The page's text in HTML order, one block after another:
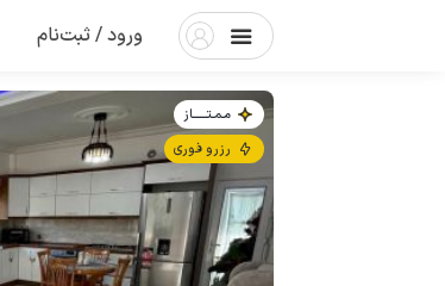
ورود / ثبت‌نام
مـمـتــــــاز
رزرو فوری